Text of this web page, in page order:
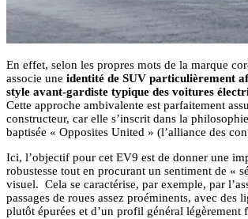
En effet, selon les propres mots de la marque
associe une identité de SUV particulièrement
style avant-gardiste typique des voitures
Cette approche ambivalente est parfaitement
constructeur, car elle s’inscrit dans la
baptisée « Opposites United » (l’alliance des
Ici, l’objectif pour cet EV9 est de donner une
robustesse tout en procurant un sentiment de «
visuel. Cela se caractérise, par exemple, par
passages de roues assez proéminents, avec des
plutôt épurées et d’un profil général légèrement